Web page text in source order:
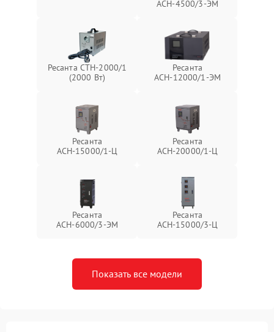
АСН-4500/3-ЭМ
Ресанта СТН-2000/1
(2000 Вт)
Ресанта
АСН-12000/1-ЭМ
Ресанта
АСН-15000/1-Ц
Ресанта
АСН-20000/1-Ц
Ресанта
АСН-6000/3-ЭМ
Ресанта
АСН-15000/3-Ц
Показать все модели